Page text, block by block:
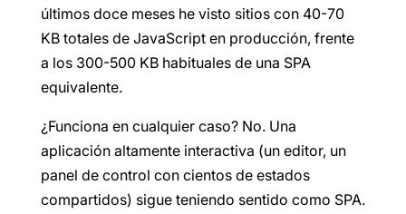
últimos doce meses he visto sitios con 40-70
KB totales de JavaScript en producción, frente
a los 300-500 KB habituales de una SPA
equivalente.
¿Funciona en cualquier caso? No. Una
aplicación altamente interactiva (un editor, un
panel de control con cientos de estados
compartidos) sigue teniendo sentido como SPA.